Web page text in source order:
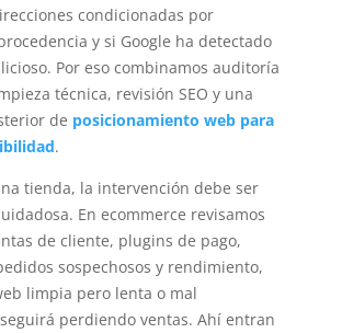
condicionadas por
y si Google ha detectado
Por eso combinamos auditoría
técnica, revisión SEO y una
de posicionamiento web para
.
tienda, la intervención debe ser
En ecommerce revisamos
de cliente, plugins de pago,
sospechosos y rendimiento,
limpia pero lenta o mal
perdiendo ventas. Ahí entran